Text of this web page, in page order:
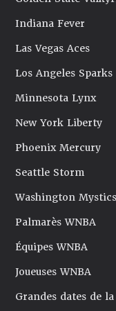
Indiana Fever
Las Vegas Aces
Los Angeles Sparks
Minnesota Lynx
New York Liberty
Phoenix Mercury
Seattle Storm
Washington Mystics
Palmarès WNBA
Équipes WNBA
Joueuses WNBA
Grandes dates de